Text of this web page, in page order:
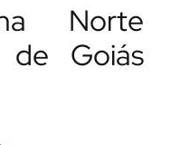
Norte
de Goiás